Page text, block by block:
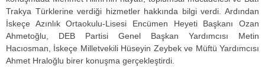
Trakya Türklerine verdiği hizmetler hakkında bilgi verdi. Ardından
İskeçe Azınlık Ortaokulu-Lisesi Encümen Heyeti Başkanı Ozan
Ahmetoğlu, DEB Partisi Genel Başkan Yardımcısı Metin
Hacıosman, İskeçe Milletvekili Hüseyin Zeybek ve Müftü Yardımcısı
Ahmet Hraloğlu birer konuşma gerçekleştirdi.